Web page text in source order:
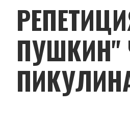
ПУШКИН"